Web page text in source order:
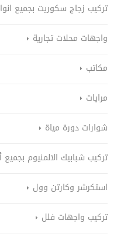
تركيب زجاج سكوريت بجميع
واجهات محلات تجارية
مكاتب
مرايات
شوارات دورة مياة
تركيب شبابيك الالمنيوم بجميع
استكرشر وكارتن وول
تركيب واجهات فلل